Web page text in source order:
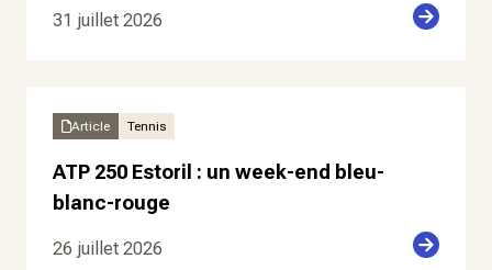
31 juillet 2026
Article Tennis
ATP 250 Estoril : un week-end bleu-
blanc-rouge
26 juillet 2026